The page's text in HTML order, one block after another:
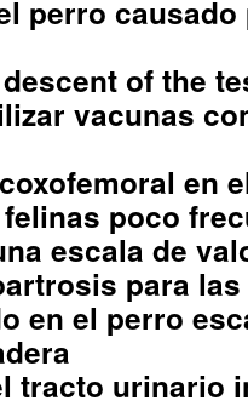
perro
of the
vacunas
en
poco
escala de
para
en el perro
tracto urinario